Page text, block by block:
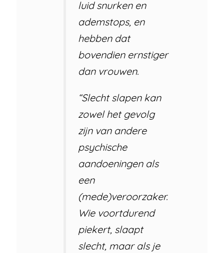
luid snurken en
ademstops, en
hebben dat
bovendien ernstiger
dan vrouwen.
“Slecht slapen kan
zowel het gevolg
zijn van andere
psychische
aandoeningen als
een
(mede)veroorzaker.
Wie voortdurend
piekert, slaapt
slecht, maar als je